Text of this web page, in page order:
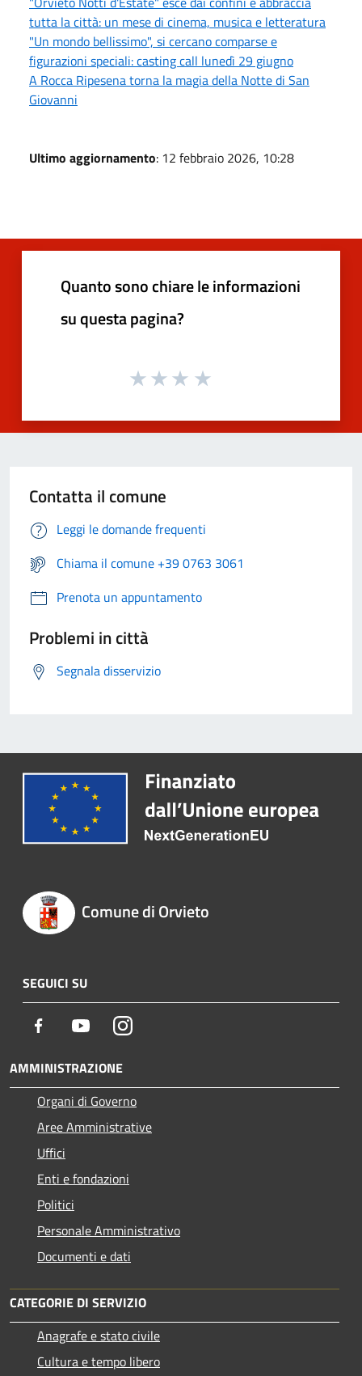
tutta la città: un mese di cinema, musica e letteratura
"Un mondo bellissimo", si cercano comparse e
figurazioni speciali: casting call lunedì 29 giugno
A Rocca Ripesena torna la magia della Notte di San
Giovanni
Ultimo aggiornamento: 12 febbraio 2026, 10:28
Quanto sono chiare le informazioni
su questa pagina?
Contatta il comune
Leggi le domande frequenti
Chiama il comune +39 0763 3061
Prenota un appuntamento
Problemi in città
Segnala disservizio
Comune di Orvieto
SEGUICI SU
Facebook YoutubeInstagram
AMMINISTRAZIONE
Organi di Governo
Aree Amministrative
Uffici
Enti e fondazioni
Politici
Personale Amministrativo
Documenti e dati
CATEGORIE DI SERVIZIO
Anagrafe e stato civile
Cultura e tempo libero